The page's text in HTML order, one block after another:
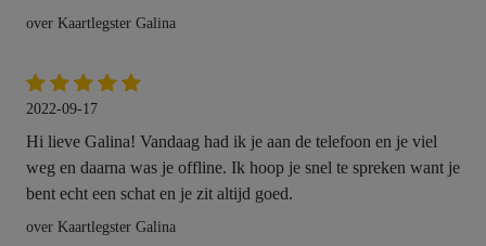
over Kaartlegster Galina
2022-09-17
Hi lieve Galina! Vandaag had ik je aan de telefoon en je viel
weg en daarna was je offline. Ik hoop je snel te spreken want je
bent echt een schat en je zit altijd goed.
over Kaartlegster Galina